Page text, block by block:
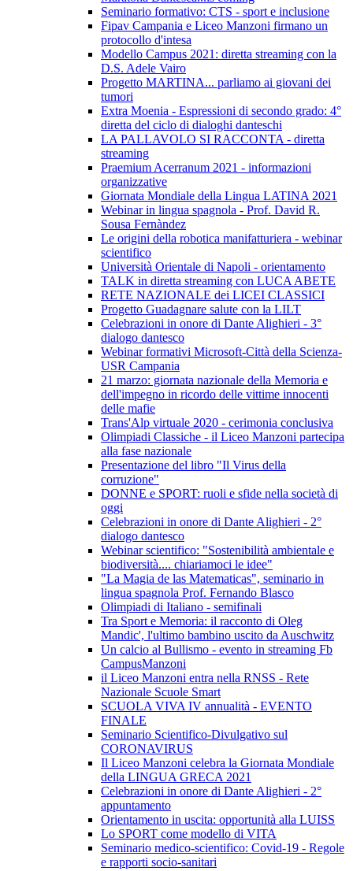
Seminario formativo: CTS - sport e inclusione
Fipav Campania e Liceo Manzoni firmano un
protocollo d'intesa
Modello Campus 2021: diretta streaming con la
D.S. Adele Vairo
Progetto MARTINA... parliamo ai giovani dei
tumori
Extra Moenia - Espressioni di secondo grado: 4°
diretta del ciclo di dialoghi danteschi
LA PALLAVOLO SI RACCONTA - diretta
streaming
Praemium Acerranum 2021 - informazioni
organizzative
Giornata Mondiale della Lingua LATINA 2021
Webinar in lingua spagnola - Prof. David R.
Sousa Fernàndez
Le origini della robotica manifatturiera - webinar
scientifico
Università Orientale di Napoli - orientamento
TALK in diretta streaming con LUCA ABETE
RETE NAZIONALE dei LICEI CLASSICI
Progetto Guadagnare salute con la LILT
Celebrazioni in onore di Dante Alighieri - 3°
dialogo dantesco
Webinar formativi Microsoft-Città della Scienza-
USR Campania
21 marzo: giornata nazionale della Memoria e
dell'impegno in ricordo delle vittime innocenti
delle mafie
Trans'Alp virtuale 2020 - cerimonia conclusiva
Olimpiadi Classiche - il Liceo Manzoni partecipa
alla fase nazionale
Presentazione del libro "Il Virus della
corruzione"
DONNE e SPORT: ruoli e sfide nella società di
oggi
Celebrazioni in onore di Dante Alighieri - 2°
dialogo dantesco
Webinar scientifico: "Sostenibilità ambientale e
biodiversità.... chiariamoci le idee"
"La Magia de las Matematicas", seminario in
lingua spagnola Prof. Fernando Blasco
Olimpiadi di Italiano - semifinali
Tra Sport e Memoria: il racconto di Oleg
Mandic', l'ultimo bambino uscito da Auschwitz
Un calcio al Bullismo - evento in streaming Fb
CampusManzoni
il Liceo Manzoni entra nella RNSS - Rete
Nazionale Scuole Smart
SCUOLA VIVA IV annualità - EVENTO
FINALE
Seminario Scientifico-Divulgativo sul
CORONAVIRUS
Il Liceo Manzoni celebra la Giornata Mondiale
della LINGUA GRECA 2021
Celebrazioni in onore di Dante Alighieri - 2°
appuntamento
Orientamento in uscita: opportunità alla LUISS
Lo SPORT come modello di VITA
Seminario medico-scientifico: Covid-19 - Regole
e rapporti socio-sanitari